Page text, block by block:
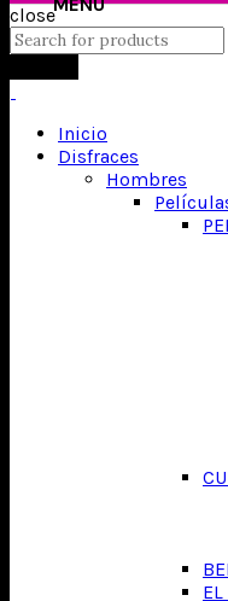
close
Inicio
Disfraces
Hombres
EL